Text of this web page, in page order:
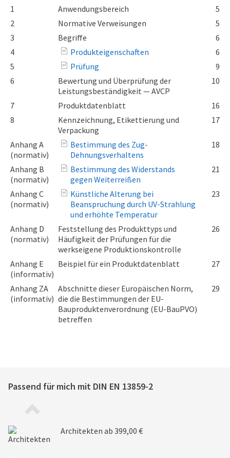
1
Anwendungsbereich
5
2
Normative Verweisungen
5
3
Begriffe
6
4
Produkteigenschaften
6
5
Prüfung
9
6
Bewertung und Überprüfung der
Leistungsbeständigkeit — AVCP
10
7 Produktdatenblatt
16
8
Kennzeichnung, Etikettierung und
Verpackung
17
Anhang A
(normativ)
Bestimmung des Zug-
Dehnungsverhaltens
18
Anhang B
(normativ)
Bestimmung des Widerstands
gegen Weiterreißen
21
Anhang C
(normativ)
Künstliche Alterung bei
Beanspruchung durch UV-Strahlung
und erhöhte Temperatur
23
Anhang D
(normativ)
Feststellung des Produkttyps und
Häufigkeit der Prüfungen für die
werkseigene Produktionskontrolle
26
Anhang E
(informativ)
Beispiel für ein Produktdatenblatt 27
Anhang ZA
(informativ)
Abschnitte dieser Europäischen Norm,
die die Bestimmungen der EU-
Bauproduktenverordnung (EU-BauPVO)
betreffen
29
Passend für mich mit DIN EN 13859-2
Architekten ab 399,00 €